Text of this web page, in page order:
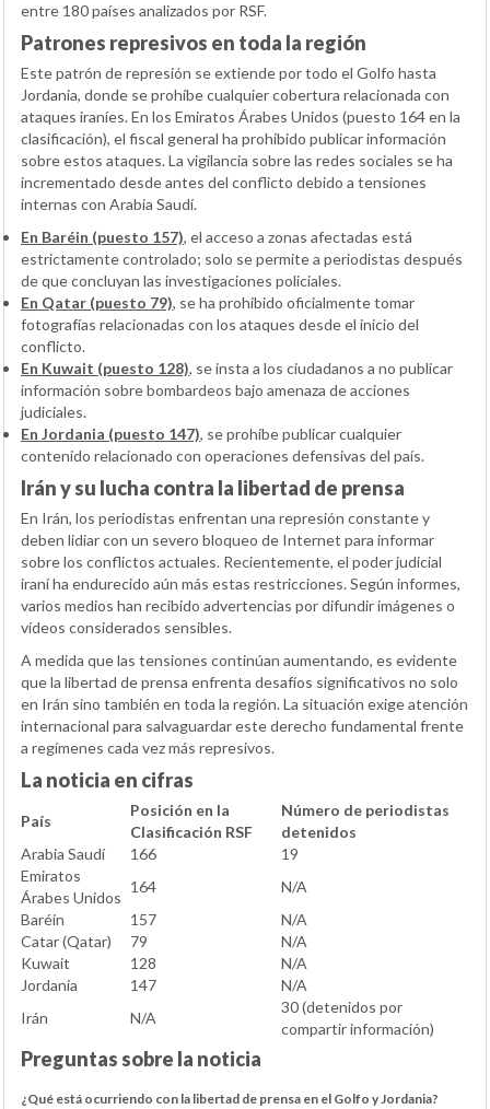
entre 180 países analizados por RSF.
Patrones represivos en toda la región
Este patrón de represión se extiende por todo el Golfo hasta
Jordania, donde se prohíbe cualquier cobertura relacionada con
ataques iraníes. En los Emiratos Árabes Unidos (puesto 164 en la
clasificación), el fiscal general ha prohibido publicar información
sobre estos ataques. La vigilancia sobre las redes sociales se ha
incrementado desde antes del conflicto debido a tensiones
internas con Arabia Saudí.
En Baréin (puesto 157), el acceso a zonas afectadas está
estrictamente controlado; solo se permite a periodistas después
de que concluyan las investigaciones policiales.
En Qatar (puesto 79), se ha prohibido oficialmente tomar
fotografías relacionadas con los ataques desde el inicio del
conflicto.
En Kuwait (puesto 128), se insta a los ciudadanos a no publicar
información sobre bombardeos bajo amenaza de acciones
judiciales.
En Jordania (puesto 147), se prohíbe publicar cualquier
contenido relacionado con operaciones defensivas del país.
Irán y su lucha contra la libertad de prensa
En Irán, los periodistas enfrentan una represión constante y
deben lidiar con un severo bloqueo de Internet para informar
sobre los conflictos actuales. Recientemente, el poder judicial
iraní ha endurecido aún más estas restricciones. Según informes,
varios medios han recibido advertencias por difundir imágenes o
vídeos considerados sensibles.
A medida que las tensiones continúan aumentando, es evidente
que la libertad de prensa enfrenta desafíos significativos no solo
en Irán sino también en toda la región. La situación exige atención
internacional para salvaguardar este derecho fundamental frente
a regímenes cada vez más represivos.
La noticia en cifras
País
Posición en la
Clasificación RSF
Número de periodistas
detenidos
Arabia Saudí
166
19
Emiratos
Árabes Unidos
164
N/A
Baréin
157
N/A
Catar (Qatar)
79
N/A
Kuwait
128
N/A
Jordania
147
N/A
Irán
N/A
30 (detenidos por
compartir información)
Preguntas sobre la noticia
¿Qué está ocurriendo con la libertad de prensa en el Golfo y Jordania?